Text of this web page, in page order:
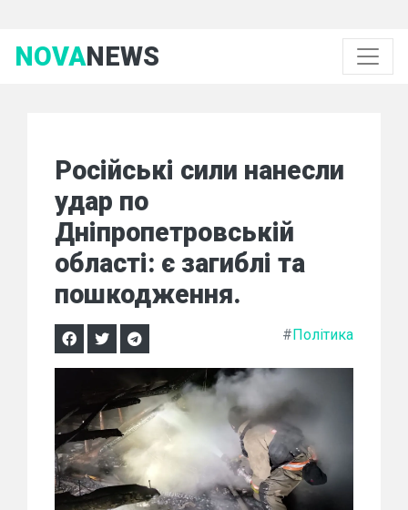
NOVANEWS
Російські сили нанесли
удар по
Дніпропетровській
області: є загиблі та
пошкодження.
#Політика